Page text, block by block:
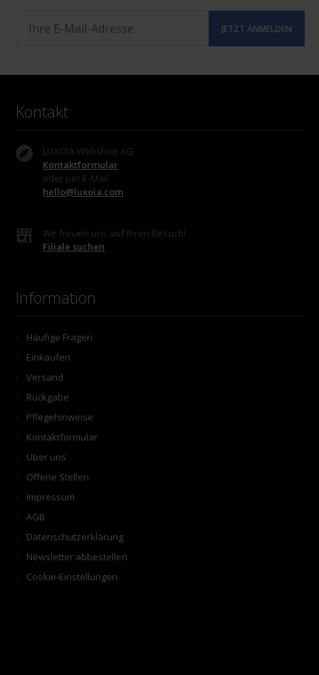
Kontakt
LUXOIA Webshop AG
Kontaktformular
oder per E-Mail
hello@luxoia.com
Wir freuen uns auf Ihren Besuch!
Filiale suchen
Information
Häufige Fragen
Einkaufen
Versand
Rückgabe
Pflegehinweise
Kontaktformular
Über uns
Offene Stellen
Impressum
AGB
Datenschutzerklärung
Newsletter abbestellen
Cookie-Einstellungen